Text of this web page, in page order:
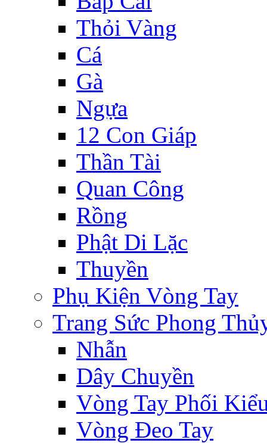
Thỏi Vàng
Cá
Gà
Ngựa
12 Con Giáp
Thần Tài
Quan Công
Rồng
Phật Di Lặc
Thuyền
Phụ Kiện Vòng Tay
Trang Sức Phong
Nhẫn
Dây Chuyền
Vòng Tay Phối
Vòng Đeo Tay